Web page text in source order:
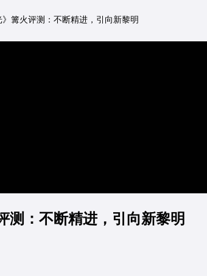
》篝火评测：不断精进，引向新黎明
测：不断精进，引向新黎明